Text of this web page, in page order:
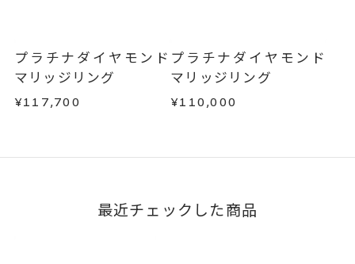
はお問い合わせフォームよりご連絡ください。
この場合の返送料は弊社にて負担いたしますの
で、着払いにてご返送ください。
詳細はこちら
プラチナダイヤモンド
マリッジリング
¥117,700
プラチナダイヤモンド
マリッジリング
¥110,000
最近チェックした商品